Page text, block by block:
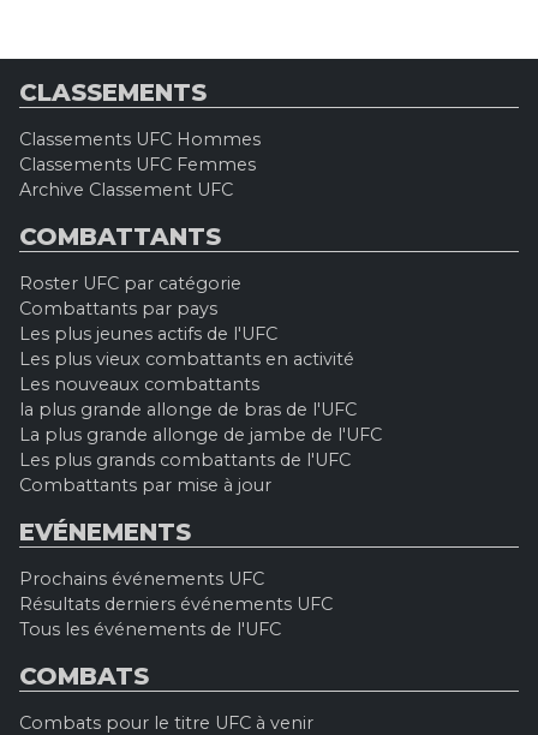
CLASSEMENTS
Classements UFC Hommes
Classements UFC Femmes
Archive Classement UFC
COMBATTANTS
Roster UFC par catégorie
Combattants par pays
Les plus jeunes actifs de l'UFC
Les plus vieux combattants en activité
Les nouveaux combattants
la plus grande allonge de bras de l'UFC
La plus grande allonge de jambe de l'UFC
Les plus grands combattants de l'UFC
Combattants par mise à jour
EVÉNEMENTS
Prochains événements UFC
Résultats derniers événements UFC
Tous les événements de l'UFC
COMBATS
Combats pour le titre UFC à venir